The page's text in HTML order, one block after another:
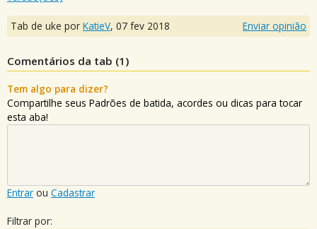
Tab de uke por KatieV, 07 fev 2018 Enviar opinião
Comentários da tab (1 )
Tem algo para dizer?
Compartilhe seus Padrões de batida, acordes ou dicas para tocar
esta aba!
Entrar ou Cadastrar
Filtrar por: